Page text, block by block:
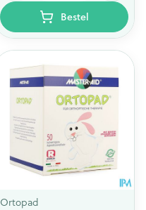
Bestel
Ortopad